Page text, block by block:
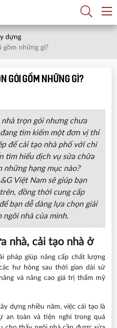
dựng
gồm những gì?
gói gồm những gì?
nhà trọn gói nhưng chưa
tìm kiếm một đơn vị thi
để cải tạo nhà phố với chi
tìm hiểu dịch vụ sửa chữa
những hạng mục nào?
Việt Nam sẽ giúp bạn
đồng thời cung cấp
bạn dễ dàng lựa chọn giải
nhà của mình.
nhà, cải tạo nhà ở
pháp giúp nâng cấp chất lượng
hư hỏng sau thời gian dài sử
và nâng cao giá trị thẩm mỹ
dựng nhiều năm, việc cải tạo là
an toàn và tiện nghi trong quá